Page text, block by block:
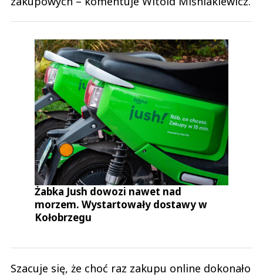
Żabka Jush dowozi nawet nad
morzem. Wystartowały dostawy w
Kołobrzegu
Szacuje się, że choć raz zakupu online dokonało